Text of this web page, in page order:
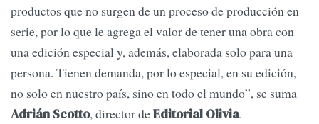
productos que no surgen de un proceso de producción en
serie, por lo que le agrega el valor de tener una obra con
una edición especial y, además, elaborada solo para una
persona. Tienen demanda, por lo especial, en su edición,
no solo en nuestro país, sino en todo el mundo”, se suma
Adrián Scotto, director deEditorial Olivia.